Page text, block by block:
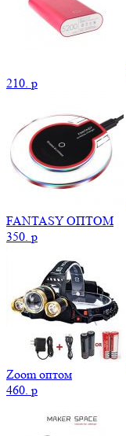
210. p
FANTASY ОПТОМ
350. p
Zoom оптом
460. p